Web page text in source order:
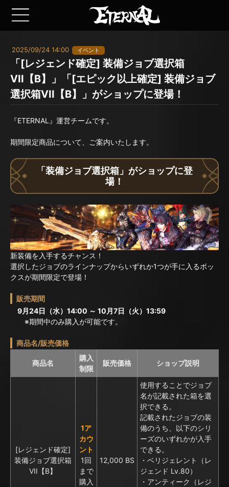
2025/09/24 14:00 イベント
「[レジェンド確定] 装備ジョブ選択箱
VII【B】」「[エピック以上確定] 装備ジョブ
選択箱VII【B】」がショップに登場！
『ETERNAL』運営チームです。
期間限定商品について、ご案内いたします。
「装備ジョブ選択箱」がショップに登
場！
新装備を入手するチャンス！
選択したジョブのラインナップからいずれか1つが手に入るボッ
クスが期間限定で登場！
販売期間
9月24日（水）14:00 ～ 10月7日（火）13:59
※期間中のみ購入が可能です。
商品名/販売価格
商品名
購入
制限
販売価格 ショップ説明
[レジェンド確定]
装備ジョブ選択箱
VII【B】
1ア
カウ
ント
1回
まで
購入
12,000 BS
使用することでジョブ
名が記載された箱を選
択できる。
記載されたジョブの装
備のうち、以下のシリ
ーズのいずれかが入手
できる。
・ベリジェレント（レ
ジェンド Lv.80）
・アンティーク（レジ